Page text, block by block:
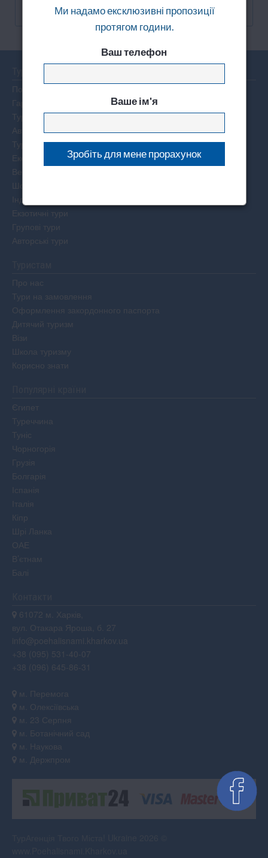
12 236грн
Пошук туру
Гарячі тури по світу
Тури на двох
Автобусні тури
Тури вихідного дня
Екскурсійні тури
Весільні тури
Шопінг тури
Індивідуальні тури
Екзотичні тури
Групові тури
Авторські тури
Про нас
Тури на замовлення
Оформлення закордонного паспорта
Дитячий туризм
Візи
Школа туризму
Корисно знати
Єгипет
Туреччина
Туніс
Чорногорія
Грузія
Болгарія
Іспанія
Італія
Кіпр
Шрі Ланка
ОАЕ
В’єтнам
Балі
61072 м. Харків,
вул. Отакара Яроша, б. 27
info@poehalisnami.kharkov.ua
+38 (095) 531-40-07
+38 (096) 645-86-31
м. Перемога
м. Олексіївська
м. 23 Серпня
м. Ботанічний сад
м. Наукова
м. Держпром
Ми надамо ексклюзивні пропозиції
протягом години.
Ваш телефон
Ваше ім'я